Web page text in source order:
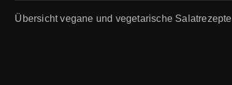
Übersicht vegane und vegetarische Salatrezepte